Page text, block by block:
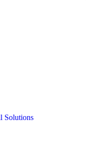
Solutions